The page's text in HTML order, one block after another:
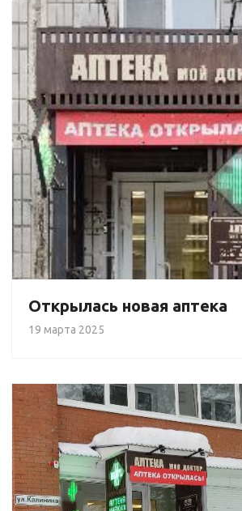
Открылась новая аптека
19 марта 2025